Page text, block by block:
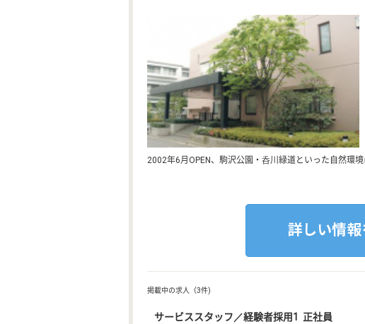
2002年6月OPEN、駒沢公園・呑川緑道といった自然環
掲載中の求人（3件)
サービススタッフ／経験者採用1 正社員